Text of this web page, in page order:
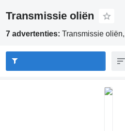
Transmissie oliën
7 advertenties: Transmissie